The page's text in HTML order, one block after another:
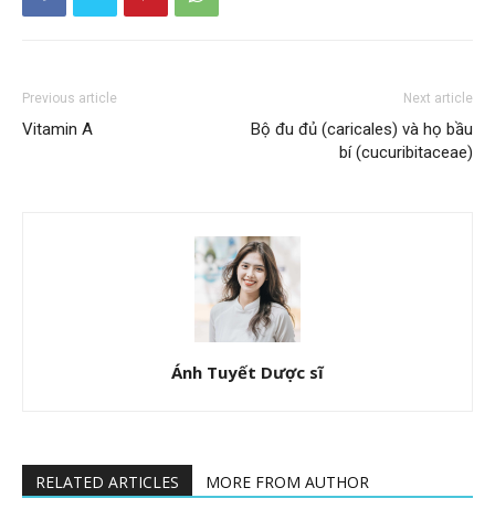
Previous article
Vitamin A
Next article
Bộ đu đủ (caricales) và họ bầu
bí (cucuribitaceae)
Ánh Tuyết Dược sĩ
RELATED ARTICLES MORE FROM AUTHOR